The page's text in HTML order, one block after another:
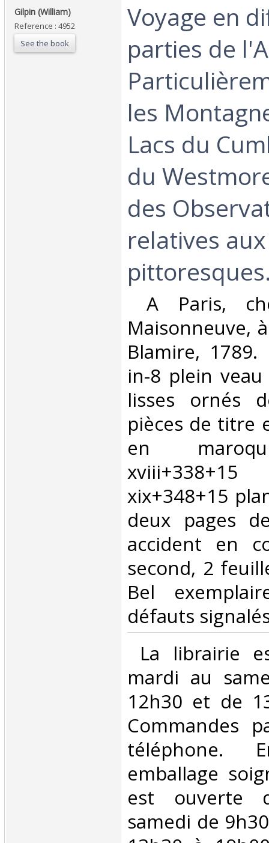
‎Gilpin (William)‎
Reference : 4952
See the book
‎Voyage en
parties de
les
Lacs du
du
des
relatives
A Paris,
Maisonneuve,
Blamire,
in-8 plein
lisses ornés
pièces de titre
en
xix+348+15
deux pages
accident en
second, 2
Bel
défauts
La librairie
mardi au
12h30 et de
Commandes
téléphone.
emballage
est ouverte
samedi de